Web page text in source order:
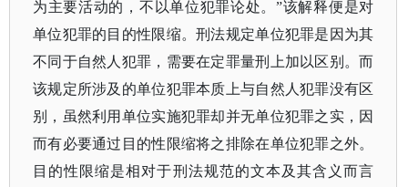
为主要活动的，不以单位犯罪论处。”该解释便是对
单位犯罪的目的性限缩。刑法规定单位犯罪是因为其
不同于自然人犯罪，需要在定罪量刑上加以区别。而
该规定所涉及的单位犯罪本质上与自然人犯罪没有区
别，虽然利用单位实施犯罪却并无单位犯罪之实，因
而有必要通过目的性限缩将之排除在单位犯罪之外。
目的性限缩是相对于刑法规范的文本及其含义而言